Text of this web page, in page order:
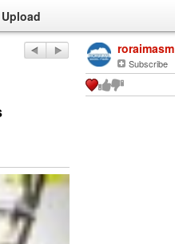
Upload
roraimasm
Subscribe